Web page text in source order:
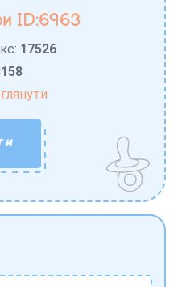
ID:6963
17526